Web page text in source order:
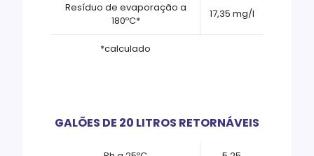
Resíduo de evaporação a
180ºC*
17,35 mg/l
*calculado
GALÕES DE 20 LITROS RETORNÁVEIS